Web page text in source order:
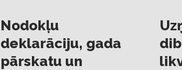
Nodokļu
deklarāciju, gada
pārskatu un